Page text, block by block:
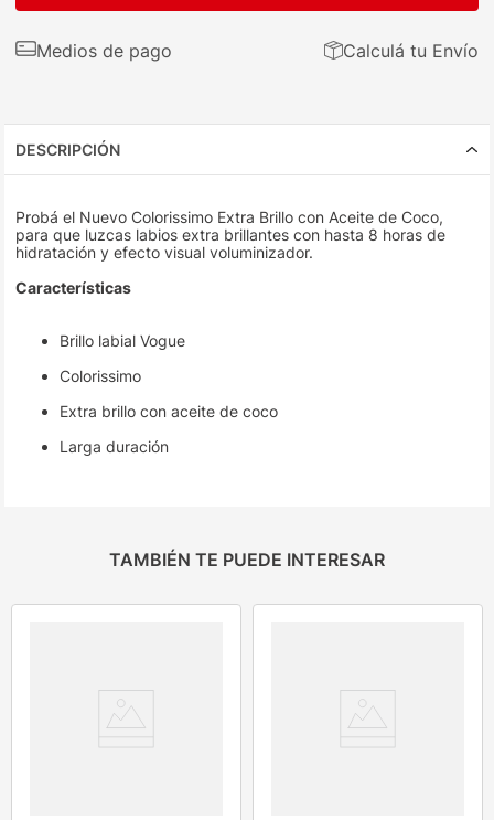
Medios de pago Calculá tu Envío
DESCRIPCIÓN
Probá el Nuevo Colorissimo Extra Brillo con Aceite de Coco,
para que luzcas labios extra brillantes con hasta 8 horas de
hidratación y efecto visual voluminizador.
Características
Brillo labial Vogue
Colorissimo
Extra brillo con aceite de coco
Larga duración
TAMBIÉN TE PUEDE INTERESAR